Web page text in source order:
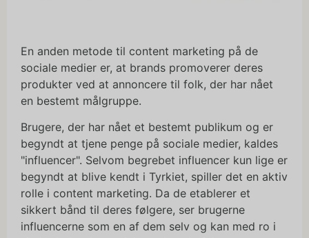
En anden metode til content marketing på de
sociale medier er, at brands promoverer deres
produkter ved at annoncere til folk, der har nået
en bestemt målgruppe.
Brugere, der har nået et bestemt publikum og er
begyndt at tjene penge på sociale medier, kaldes
"influencer". Selvom begrebet influencer kun lige er
begyndt at blive kendt i Tyrkiet, spiller det en aktiv
rolle i content marketing. Da de etablerer et
sikkert bånd til deres følgere, ser brugerne
influencerne som en af dem selv og kan med ro i